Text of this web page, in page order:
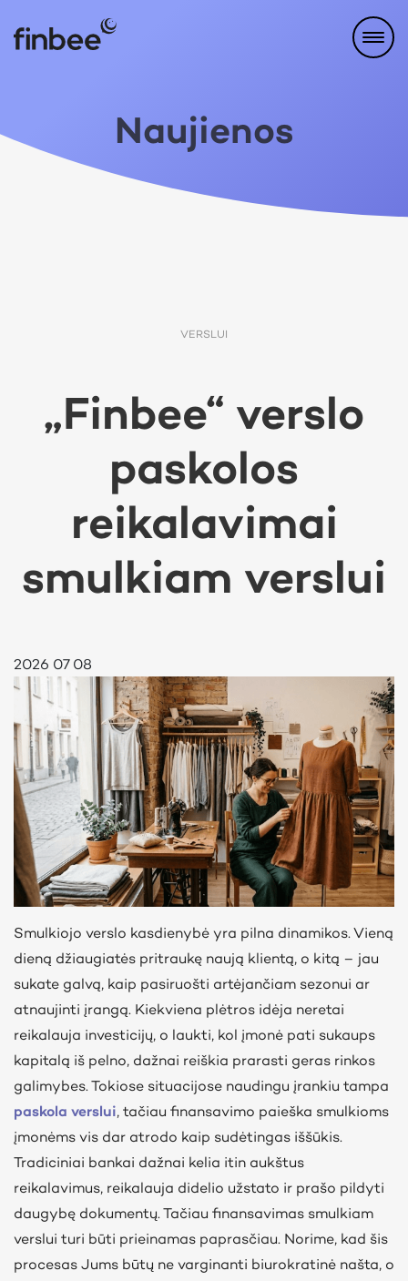
Naujienos
VERSLUI
„Finbee“ verslo
paskolos
reikalavimai
smulkiam verslui
2026 07 08
Smulkiojo verslo kasdienybė yra pilna dinamikos. Vieną
dieną džiaugiatės pritraukę naują klientą, o kitą – jau
sukate galvą, kaip pasiruošti artėjančiam sezonui ar
atnaujinti įrangą. Kiekviena plėtros idėja neretai
reikalauja investicijų, o laukti, kol įmonė pati sukaups
kapitalą iš pelno, dažnai reiškia prarasti geras rinkos
galimybes. Tokiose situacijose naudingu įrankiu tampa
paskola verslui, tačiau finansavimo paieška smulkioms
įmonėms vis dar atrodo kaip sudėtingas iššūkis.
Tradiciniai bankai dažnai kelia itin aukštus
reikalavimus, reikalauja didelio užstato ir prašo pildyti
daugybę dokumentų. Tačiau finansavimas smulkiam
verslui turi būti prieinamas paprasčiau. Norime, kad šis
procesas Jums būtų ne varginanti biurokratinė našta, o